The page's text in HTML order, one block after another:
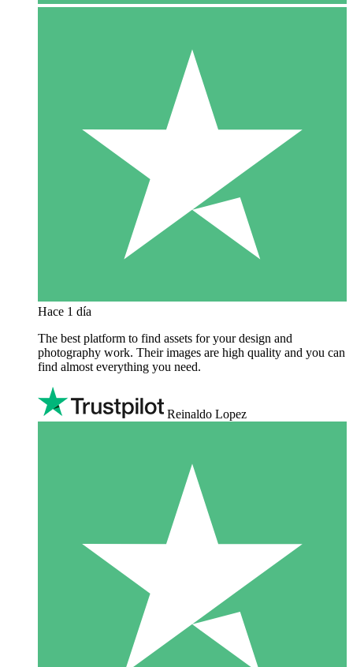
Hace 1 día
The best platform to find assets for your design and
photography work. Their images are high quality and you can
find almost everything you need.
Reinaldo Lopez